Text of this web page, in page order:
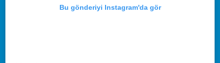
Bu gönderiyi Instagram'da gör